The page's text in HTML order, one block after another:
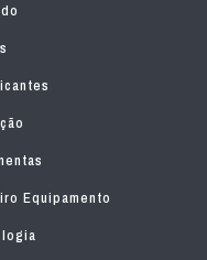
Equipamento